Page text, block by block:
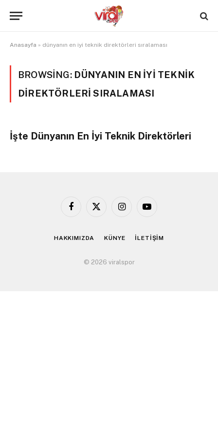
Anasayfa » dünyanın en iyi teknik direktörleri sıralaması
BROWSING: DÜNYANIN EN IYI TEKNIK
DIREKTÖRLERI SIRALAMASI
İşte Dünyanın En İyi Teknik Direktörleri
Facebook
X
InstagramYouTube
HAKKIMIZDA KÜNYE İLETİŞİM
© 2026 viralspor